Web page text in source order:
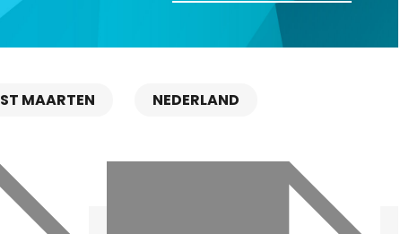
ST MAARTEN NEDERLAND